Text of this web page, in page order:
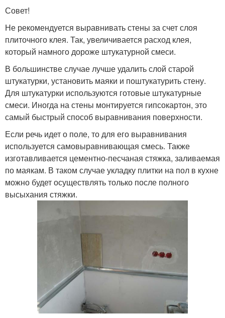
Совет!
Не рекомендуется выравнивать стены за счет слоя
плиточного клея. Так, увеличивается расход клея,
который намного дороже штукатурной смеси.
В большинстве случае лучше удалить слой старой
штукатурки, установить маяки и поштукатурить стену.
Для штукатурки используются готовые штукатурные
смеси. Иногда на стены монтируется гипсокартон, это
самый быстрый способ выравнивания поверхности.
Если речь идет о поле, то для его выравнивания
используется самовыравнивающая смесь. Также
изготавливается цементно-песчаная стяжка, заливаемая
по маякам. В таком случае укладку плитки на пол в кухне
можно будет осуществлять только после полного
высыхания стяжки.